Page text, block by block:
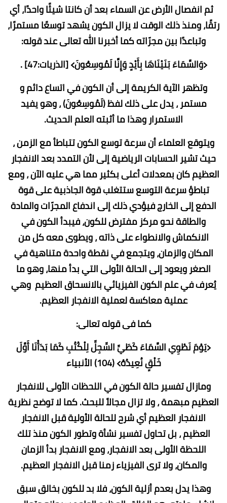
ثم انفصال الأرض عن السماء بعد أن كانتا شيئًا واحدًا، أي
رتقًا، ومنذ ذلك الوقت لا يزال الكون يشهد توسعًا مستمرًا،
وتباعدًا بين مجرّاته كما أخبرنا الله تعالى عند قوله:
﴿وَالسَّمَاءَ بَنَيْنَاهَا بِأَيْدٍ وَإِنَّا لَمُوسِعُونَ﴾ [الذريات:47] .
وتظهر الآية الكريمة إلى أن الكون في اتساع دائم و
مستمر ، يدل على ذلك لفظ (لَمُوسِعُونَ) ، وهو يفيد
الاستمرار وهذا ما أثبته العلم الحديث.
ويتوقع العلماء أن سرعة توسع الكون تتباطأ مع الزمن ،
حيث تشير الحسابات الرياضية إلى لأن التمدد بعد الانفجار
العظيم كان بمعدلات أعلى بكثير مما هي عليه الآن ، ومع
تباطؤ سرعة التوسع ستتغلب قوة الجاذبية على قوة
الدفع إلى الخارج فيؤدي ذلك إلى اندفاع المجرّات والمادة
والطاقة نحو مركز مفترض للكون، فيبدأ الكون في
الانكماش والانطواء على ذاته ، ويطوى معه كل من
المكان والزمان، ويتجمع في نقطة واحدة متناهية في
الصغر ويعود إلى الحالة الأولى التي بدأ منها، وهو ما
يُعرف في علم الكون الفيزيائي بالانسحاق العظيم وهي
عملية معاكسة لعملية الانفجار العظيم.
كما فى قوله تعالى:
﴿يَوْمَ نَطْوِي السَّمَاءَ كَطَيِّ السِّجِلِّ لِلْكُتُبِ كَمَا بَدَأْنَا أَوَّلَ
خَلْقٍ نُعِيدُهُ﴾ (104) الأنبياء
ومازال تفسير حالة الكون في اللحظات الأولى للانفجار
العظيم مبهمة ، ولا تزال مجالاً للبحث. كما لا توضح نظرية
الانفجار العظيم أي شرح للحالة الأولية قبل الانفجار
العظيم ، بل تحاول تفسير نشأة وتطور الكون منذ تلك
اللحظة الأولى بعد الانفجار، ومع الانفجار بدأ الزمان
والمكان، ولا ترى الفيزياء زمنا قبل الانفجار العظيم.
وهذا يدل بعدم أزلية الكون، فلا بد للكون بخالق سبق